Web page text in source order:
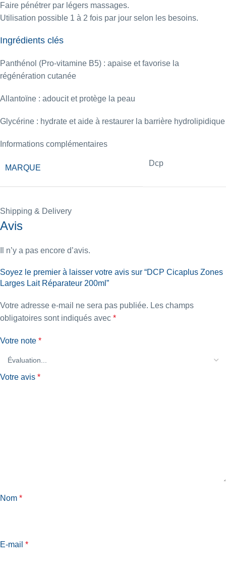
Faire pénétrer par légers massages.
Utilisation possible 1 à 2 fois par jour selon les besoins.
Ingrédients clés
Panthénol (Pro-vitamine B5) : apaise et favorise la
régénération cutanée
Allantoïne : adoucit et protège la peau
Glycérine : hydrate et aide à restaurer la barrière hydrolipidique
Informations complémentaires
MARQUE
Dcp
Shipping & Delivery
Avis
Il n’y a pas encore d’avis.
Soyez le premier à laisser votre avis sur “DCP Cicaplus Zones
Larges Lait Réparateur 200ml”
Votre adresse e-mail ne sera pas publiée. Les champs
obligatoires sont indiqués avec *
Votre note *
Votre avis *
Nom *
E-mail *